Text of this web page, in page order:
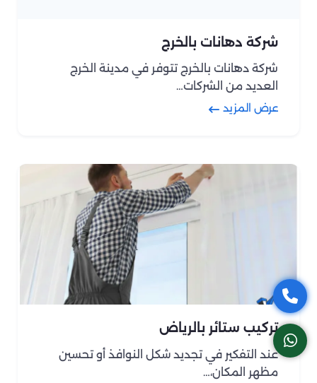
شركة دهانات بالخرج
شركة دهانات بالخرج تتوفر في مدينة الخرج
العديد من الشركات…
عرض المزيد
تركيب ستائر بالرياض
عند التفكير في تجديد شكل النوافذ أو تحسين
مظهر المكان،…